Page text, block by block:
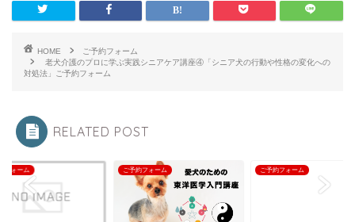
HOME
ご予約フォーム
老犬介護のプロに学ぶ実践シニアケア講座④「シニア犬の行動や性格の変化への
対処法」ご予約フォーム
RELATED POST
フォーム ご予約フォーム ご予約フォーム